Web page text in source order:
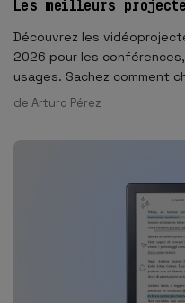
Les meilleurs
Découvrez les
2026 pour les
usages. Sachez comment
de Arturo Pérez